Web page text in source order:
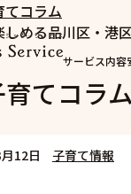
サービス内容
てコラム
める品川区・港
てコラム
12日 子育て情報